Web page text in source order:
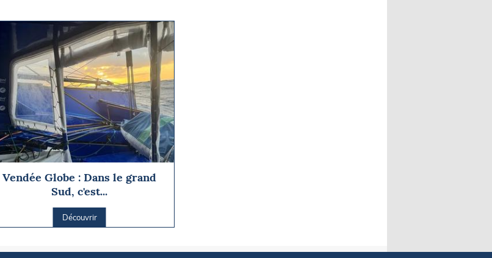
Vendée Globe : Dans le grand
Sud, c'est...
Découvrir